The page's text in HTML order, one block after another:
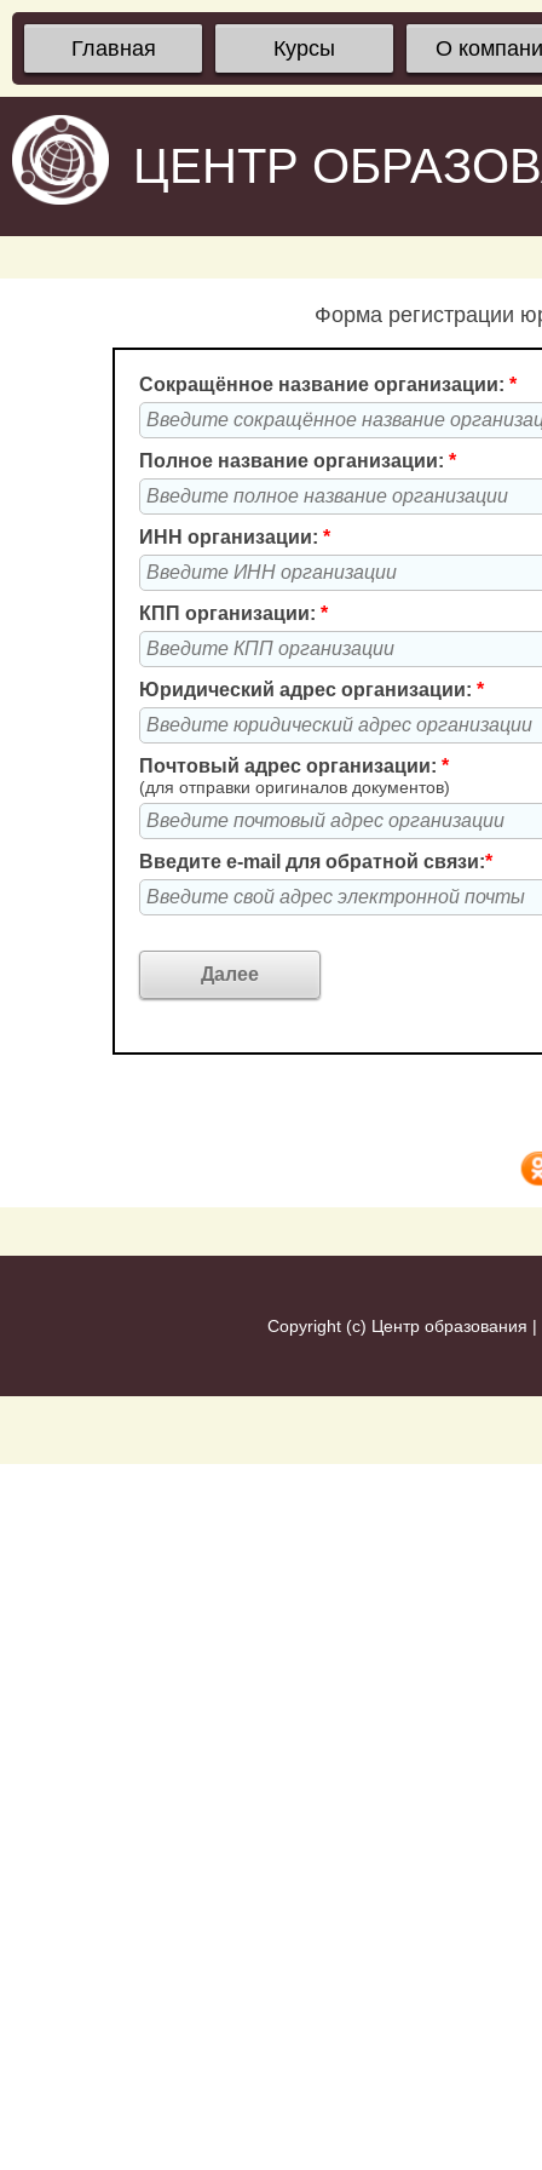
Главная Курсы О
ЦЕНТР
Форма регистрации
Сокращённое название организации: *
Полное название организации: *
ИНН организации: *
КПП организации: *
Юридический адрес организации: *
Почтовый адрес организации: *
(для отправки оригиналов документов)
Введите e-mail для обратной связи:*
Copyright (c) Центр образования |